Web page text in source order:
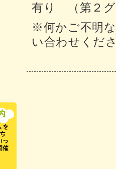
有り （第２グ
※何かご不明
い合わせくだ